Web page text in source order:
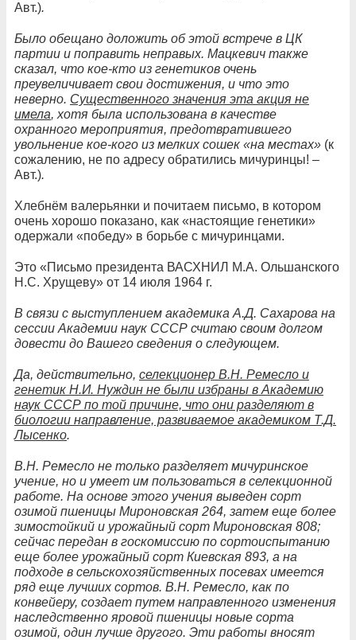
Авт.).
Было обещано доложить об этой встрече в ЦК
партии и поправить неправых. Мацкевич также
сказал, что кое-кто из генетиков очень
преувеличивает свои достижения, и что это
неверно. Существенного значения эта акция не
имела, хотя была использована в качестве
охранного мероприятия, предотвратившего
увольнение кое-кого из мелких сошек «на местах» (к
сожалению, не по адресу обратились мичуринцы! –
Авт.).
Хлебнём валерьянки и почитаем письмо, в котором
очень хорошо показано, как «настоящие генетики»
одержали «победу» в борьбе с мичуринцами.
Это «Письмо президента ВАСХНИЛ М.А. Ольшанского
Н.С. Хрущеву» от 14 июля 1964 г.
В связи с выступлением академика А.Д. Сахарова на
сессии Академии наук СССР считаю своим долгом
довести до Вашего сведения о следующем.
Да, действительно, селекционер В.Н. Ремесло и
генетик Н.И. Нуждин не были избраны в Академию
наук СССР по той причине, что они разделяют в
биологии направление, развиваемое академиком Т.Д.
Лысенко.
В.Н. Ремесло не только разделяет мичуринское
учение, но и умеет им пользоваться в селекционной
работе. На основе этого учения выведен сорт
озимой пшеницы Мироновская 264, затем еще более
зимостойкий и урожайный сорт Мироновская 808;
сейчас передан в госкомиссию по сортоиспытанию
еще более урожайный сорт Киевская 893, а на
подходе в сельскохозяйственных посевах имеется
ряд еще лучших сортов. В.Н. Ремесло, как по
конвейеру, создает путем направленного изменения
наследственно яровой пшеницы новые сорта
озимой, один лучше другого. Эти работы вносят